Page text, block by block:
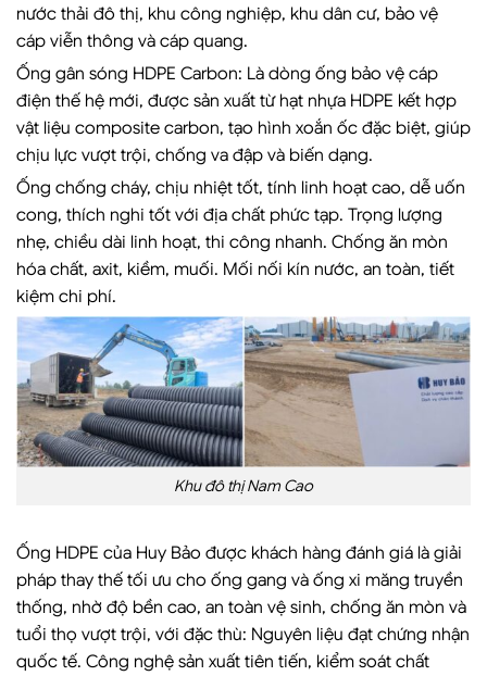
nước thải đô thị, khu công nghiệp, khu dân cư, bảo vệ
cáp viễn thông và cáp quang.
Ống gân sóng HDPE Carbon: Là dòng ống bảo vệ cáp
điện thế hệ mới, được sản xuất từ hạt nhựa HDPE kết hợp
vật liệu composite carbon, tạo hình xoắn ốc đặc biệt, giúp
chịu lực vượt trội, chống va đập và biến dạng.
Ống chống cháy, chịu nhiệt tốt, tính linh hoạt cao, dễ uốn
cong, thích nghi tốt với địa chất phức tạp. Trọng lượng
nhẹ, chiều dài linh hoạt, thi công nhanh. Chống ăn mòn
hóa chất, axit, kiềm, muối. Mối nối kín nước, an toàn, tiết
kiệm chi phí.
Khu đô thị Nam Cao
Ống HDPE của Huy Bảo được khách hàng đánh giá là giải
pháp thay thế tối ưu cho ống gang và ống xi măng truyền
thống, nhờ độ bền cao, an toàn vệ sinh, chống ăn mòn và
tuổi thọ vượt trội, với đặc thù: Nguyên liệu đạt chứng nhận
quốc tế. Công nghệ sản xuất tiên tiến, kiểm soát chất